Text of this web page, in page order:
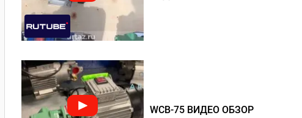
WCB-75 ВИДЕО ОБЗОР